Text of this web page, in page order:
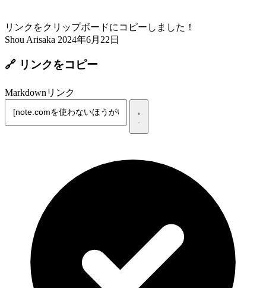
リンクをクリップボードにコピーしました！
Shou Arisaka 2024年6月22日
🔗 リンクをコピー
Markdownリンク